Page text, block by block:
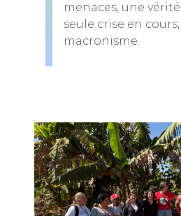
menaces, une vérité
seule crise en cours,
macronisme.